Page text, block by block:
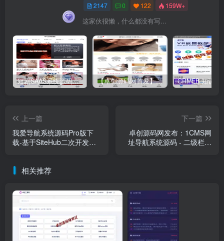
2147 0 122 159W+
这家伙很懒，什么都没有写...
短剧SAAS系统源码｜多端分销+云存储+多租户架构 【卓创源码网首发】全开源视频打赏系统源码｜双模板+代理分站+易支付对接｜API全面修复｜站长盈利利器！​
上一篇
我爱导航系统源码Pro版下
载-基于SiteHub二次开发网
下一篇
卓创源码网发布：1CMS网
址导航系统源码 - 二级栏目
相关推荐